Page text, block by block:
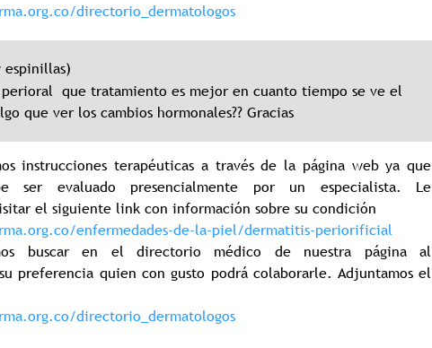
directorio_dermatologos
espinillas)
perioral que tratamiento es mejor en cuanto tiempo se ve el
que ver los cambios hormonales?? Gracias
instrucciones terapéuticas a través de la página web ya que
ser evaluado presencialmente por un especialista. Le
el siguiente link con información sobre su condición
enfermedades-de-la-piel/dermatitis-periorificial
buscar en el directorio médico de nuestra página al
preferencia quien con gusto podrá colaborarle. Adjuntamos el
directorio_dermatologos